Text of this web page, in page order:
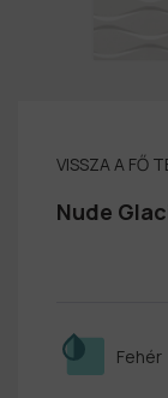
VISSZA A FŐ
Nude
Fehér